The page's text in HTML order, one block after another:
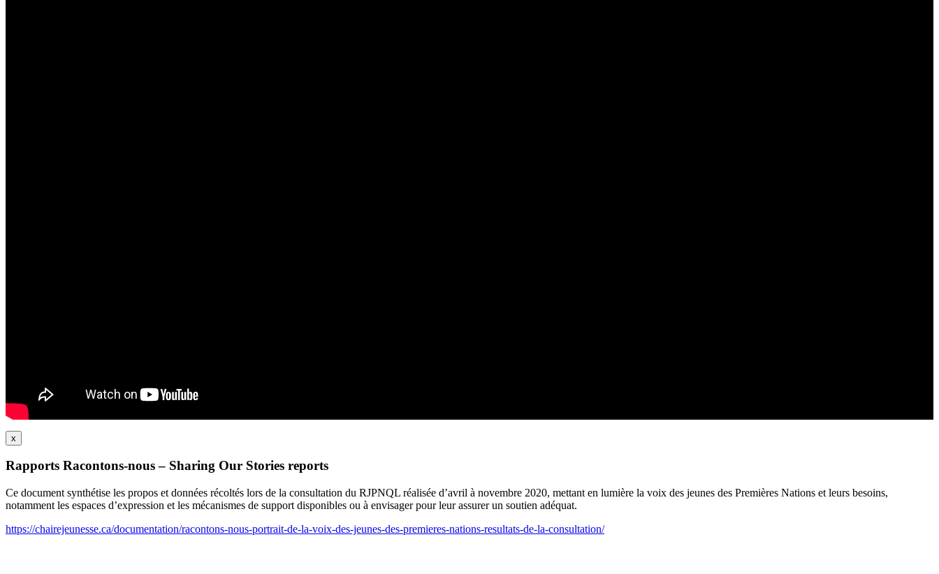
x
Rapports Racontons-nous – Sharing Our Stories reports
Ce document synthétise les propos et données récoltés lors de la consultation du RJPNQL réalisée d’avril à novembre 2020, mettant en lumière la voix des jeunes des Premières Nations et leurs besoins,
notamment les espaces d’expression et les mécanismes de support disponibles ou à envisager pour leur assurer un soutien adéquat.
https://chairejeunesse.ca/documentation/racontons-nous-portrait-de-la-voix-des-jeunes-des-premieres-nations-resultats-de-la-consultation/